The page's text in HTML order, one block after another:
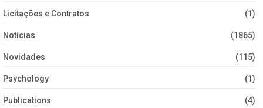
Licitações e Contratos (1)
Notícias (1865)
Novidades (115)
Psychology (1)
Publications (4)